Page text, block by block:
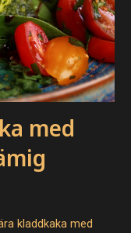
med
kladdkaka med